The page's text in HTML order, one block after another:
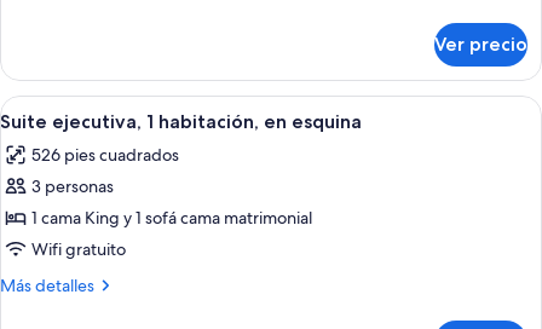
1
habitación
Ver precio
Abrir
todas
las
fotos
de
Suite
ejecutiva,
Una habitación de hotel con sofá,
4
Suite ejecutiva, 1 habitación, en esquina
526 pies cuadrados
3 personas
1 cama King y 1 sofá cama matrimonial
Wifi gratuito
Más detalles
Más